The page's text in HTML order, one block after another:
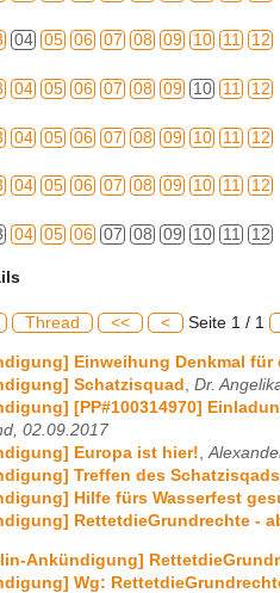
04 05 06 07 08 09 10 11 12
04 05 06 07 08 09 10 11 12
04 05 06 07 08 09 10 11 12
04 05 06 07 08 09 10 11 12
04 05 06 07 08 09 10 11 12
Thread << < Seite 1 / 1
Einweihung Denkmal
Schatzisquad , Dr.
[PP#100314970]
02.09.2017
Europa ist hier!,
Treffen des Schatzisqads
Hilfe fürs Wasserfest
RettetdieGrundrechte -
Ankündigung]
Wg: